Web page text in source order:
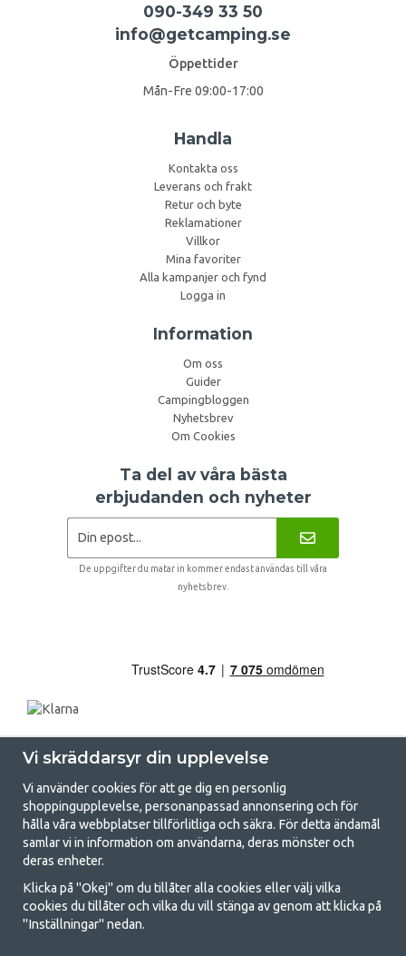
090-349 33 50
info@getcamping.se
Öppettider
Mån-Fre 09:00-17:00
Handla
Kontakta oss
Leverans och frakt
Retur och byte
Reklamationer
Villkor
Mina favoriter
Alla kampanjer och fynd
Logga in
Information
Om oss
Guider
Campingbloggen
Nyhetsbrev
Om Cookies
Ta del av våra bästa
erbjudanden och nyheter
De uppgifter du matar in kommer endast användas till våra
nyhetsbrev.
GetCamping.se - Din butik för camping
och uteliv
Att campa kan antingen vara en livsstil eller ett sätt att samla familjen
för ett gemensamt äventyr. Oavsett vilken kategori du tillhör hittar du
Vi skräddarsyr din upplevelse
Vi använder cookies för att ge dig en personlig
shoppingupplevelse, personanpassad annonsering och för
hålla våra webbplatser tillförlitliga och säkra. För detta ändamål
samlar vi in information om användarna, deras mönster och
deras enheter.
Klicka på "Okej" om du tillåter alla cookies eller välj vilka
cookies du tillåter och vilka du vill stänga av genom att klicka på
"Inställningar" nedan.